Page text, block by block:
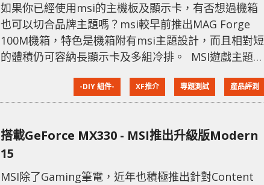
如果你已經使用msi的主機板及顯示卡，有否想過機箱
也可以切合品牌主題嗎？msi較早前推出MAG Forge
100M機箱，特色是機箱附有msi主題設計，而且相對短
的體積仍可容納長顯示卡及多組冷排。 MSI遊戲主題
面使用多邊形立體面蓋配合網面設計，RGB風扇燈效可
從網面內透出，側面就有MAG系列的花紋圖案。機箱採
機板及火牛，並可容納最高160mm散熱器及最長
330mm
-DIY 組件- XF推介 專題測試 產品評測
搭載GeForce MX330 - MSI推出升級版Modern
15
MSI除了Gaming筆電，近年也積極推出針對Content